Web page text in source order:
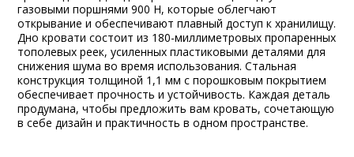
газовыми поршнями 900 Н, которые облегчают
открывание и обеспечивают плавный доступ к хранилищу.
Дно кровати состоит из 180-миллиметровых пропаренных
тополевых реек, усиленных пластиковыми деталями для
снижения шума во время использования. Стальная
конструкция толщиной 1,1 мм с порошковым покрытием
обеспечивает прочность и устойчивость. Каждая деталь
продумана, чтобы предложить вам кровать, сочетающую
в себе дизайн и практичность в одном пространстве.